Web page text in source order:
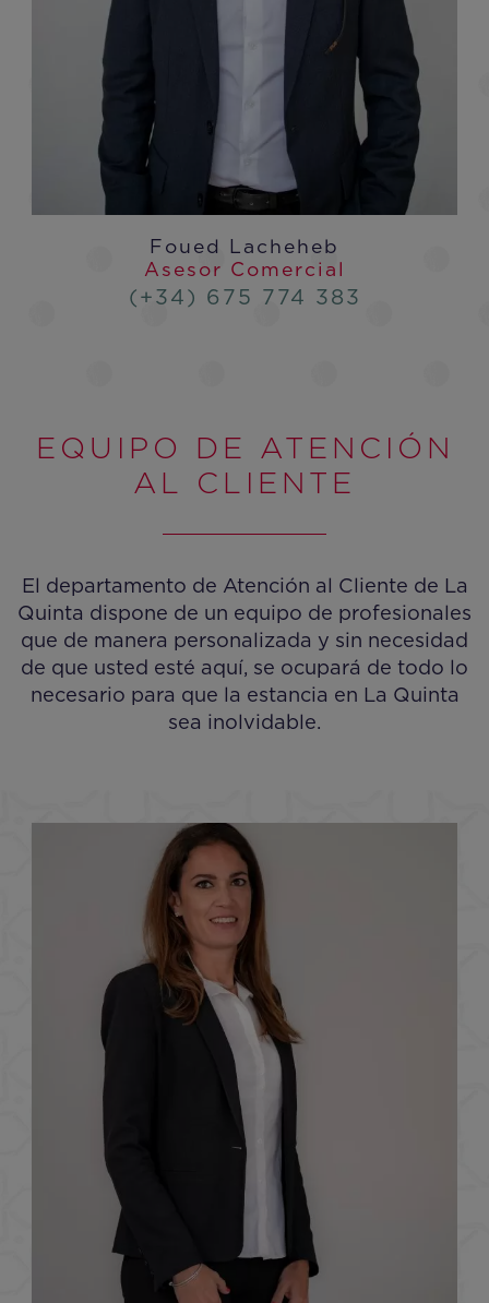
Foued Lacheheb
Asesor Comercial
(+34) 675 774 383
EQUIPO DE ATENCIÓN
AL CLIENTE
El departamento de Atención al Cliente de La
Quinta dispone de un equipo de profesionales
que de manera personalizada y sin necesidad
de que usted esté aquí, se ocupará de todo lo
necesario para que la estancia en La Quinta
sea inolvidable.